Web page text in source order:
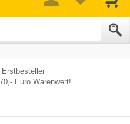
Euro Warenwert!